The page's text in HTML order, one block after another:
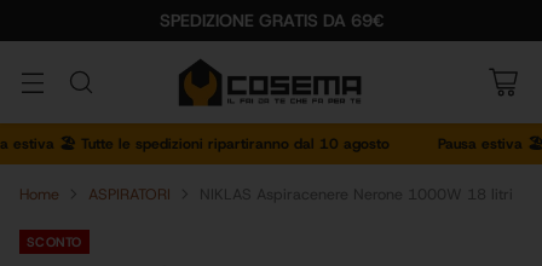
SPEDIZIONE GRATIS DA 69€
🏖️ Tutte le spedizioni ripartiranno dal 10 agosto Pausa estiva 🏖️
Home ASPIRATORI NIKLAS Aspiracenere Nerone 1000W 18 litri
SCONTO